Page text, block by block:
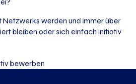
Netzwerks werden und immer über
bleiben oder sich einfach initiativ
bewerben